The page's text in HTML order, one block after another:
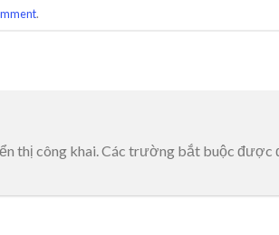
.
thị công khai.Các trường bắt buộc được